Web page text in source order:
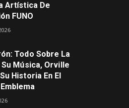
Artística De
FUNO
Todo Sobre La
Música, Orville
Historia En El